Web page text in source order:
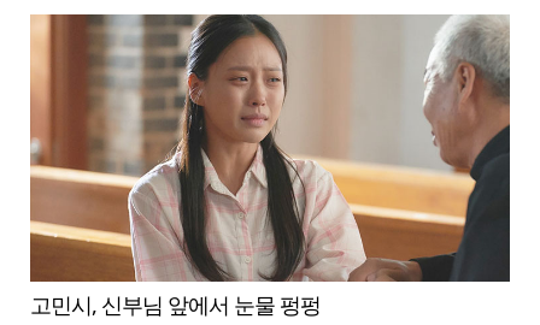
고민시, 신부님 앞에서 눈물 펑펑